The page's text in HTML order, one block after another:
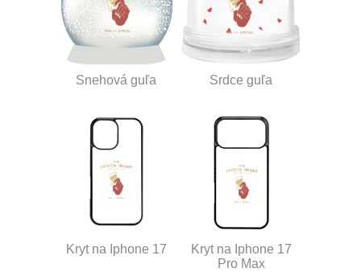
Snehová guľa Srdce guľa
Kryt na Iphone 17
Kryt na Iphone 17
Pro Max